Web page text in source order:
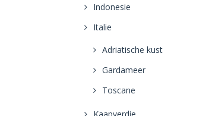
Indonesie
Italie
Adriatische kust
Gardameer
Toscane